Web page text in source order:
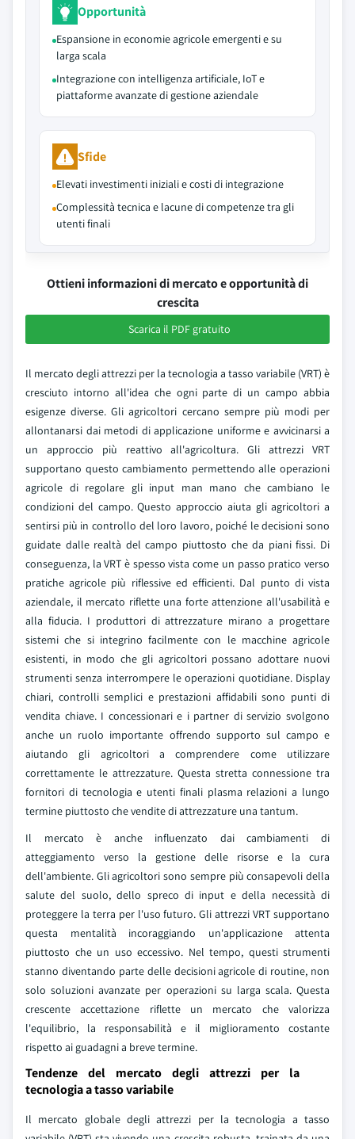
Opportunità
Espansione in economie agricole emergenti e su
larga scala
Integrazione con intelligenza artificiale, IoT e
piattaforme avanzate di gestione aziendale
Sfide
Elevati investimenti iniziali e costi di integrazione
Complessità tecnica e lacune di competenze tra gli
utenti finali
Ottieni informazioni di mercato e opportunità di
crescita
Scarica il PDF gratuito
Il mercato degli attrezzi per la tecnologia a tasso variabile (VRT) è
cresciuto intorno all'idea che ogni parte di un campo abbia
esigenze diverse. Gli agricoltori cercano sempre più modi per
allontanarsi dai metodi di applicazione uniforme e avvicinarsi a
un approccio più reattivo all'agricoltura. Gli attrezzi VRT
supportano questo cambiamento permettendo alle operazioni
agricole di regolare gli input man mano che cambiano le
condizioni del campo. Questo approccio aiuta gli agricoltori a
sentirsi più in controllo del loro lavoro, poiché le decisioni sono
guidate dalle realtà del campo piuttosto che da piani fissi. Di
conseguenza, la VRT è spesso vista come un passo pratico verso
pratiche agricole più riflessive ed efficienti. Dal punto di vista
aziendale, il mercato riflette una forte attenzione all'usabilità e
alla fiducia. I produttori di attrezzature mirano a progettare
sistemi che si integrino facilmente con le macchine agricole
esistenti, in modo che gli agricoltori possano adottare nuovi
strumenti senza interrompere le operazioni quotidiane. Display
chiari, controlli semplici e prestazioni affidabili sono punti di
vendita chiave. I concessionari e i partner di servizio svolgono
anche un ruolo importante offrendo supporto sul campo e
aiutando gli agricoltori a comprendere come utilizzare
correttamente le attrezzature. Questa stretta connessione tra
fornitori di tecnologia e utenti finali plasma relazioni a lungo
termine piuttosto che vendite di attrezzature una tantum.
Il mercato è anche influenzato dai cambiamenti di
atteggiamento verso la gestione delle risorse e la cura
dell'ambiente. Gli agricoltori sono sempre più consapevoli della
salute del suolo, dello spreco di input e della necessità di
proteggere la terra per l'uso futuro. Gli attrezzi VRT supportano
questa mentalità incoraggiando un'applicazione attenta
piuttosto che un uso eccessivo. Nel tempo, questi strumenti
stanno diventando parte delle decisioni agricole di routine, non
solo soluzioni avanzate per operazioni su larga scala. Questa
crescente accettazione riflette un mercato che valorizza
l'equilibrio, la responsabilità e il miglioramento costante
rispetto ai guadagni a breve termine.
Tendenze del mercato degli attrezzi per la
tecnologia a tasso variabile
Il mercato globale degli attrezzi per la tecnologia a tasso